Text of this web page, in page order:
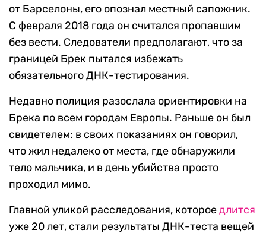
от Барселоны, его опознал местный сапожник.
С февраля 2018 года он считался пропавшим
без вести. Следователи предполагают, что за
границей Брек пытался избежать
обязательного ДНК-тестирования.
Недавно полиция разослала ориентировки на
Брека по всем городам Европы. Раньше он был
свидетелем: в своих показаниях он говорил,
что жил недалеко от места, где обнаружили
тело мальчика, и в день убийства просто
проходил мимо.
Главной уликой расследования, котороедлится
уже 20 лет, стали результаты ДНК-теста вещей